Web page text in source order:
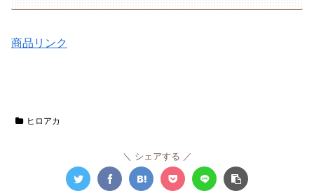
商品リンク
ヒロアカ
シェアする